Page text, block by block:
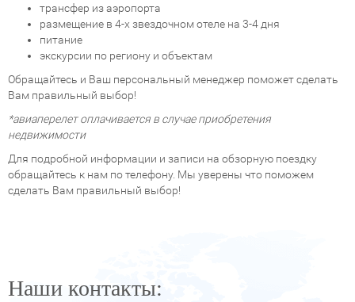
трансфер из аэропорта
размещение в 4-х звездочном отеле на 3-4 дня
питание
экскурсии по региону и объектам
Обращайтесь и Ваш персональный менеджер поможет сделать
Вам правильный выбор!
*авиаперелет оплачивается в случае приобретения
недвижимости
Для подробной информации и записи на обзорную поездку
обращайтесь к нам по телефону. Мы уверены что поможем
сделать Вам правильный выбор!
Наши контакты: